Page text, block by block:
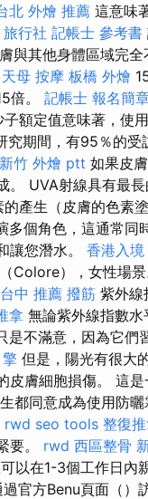
北 外燴 推薦 這意味
行社 記帳士 參考書
與其他身體區域完
天母 按摩 板橋 外燴
倍。 記帳士 報名簡
子額定值意味著，使
究期間，有95％的受
新竹 外燴 ptt 如果皮
UVA射線具有最
產生（皮膚的色素
個角色，這通常同
讓您潛水。 香港入
Colore），女性場
台中 推薦 撥筋 紫外線
拿 無論紫外線指數
是不滿意，因為它們
但是，陽光有很大
皮膚細胞損傷。 這
都同意成為使用防
rwd seo tools 整復
要。 rwd 西區整骨
以在1-3個工作日內
官方Benu頁面（）